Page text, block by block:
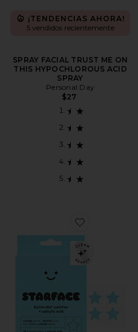
¡TENDENCIAS AHORA!
5 vendidos recientemente
SPRAY FACIAL TRUST ME ON
THIS HYPOCHLOROUS ACID
SPRAY
Personal Day
$27
Favorite